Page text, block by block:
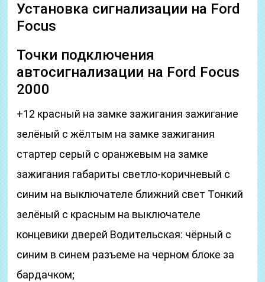
Установка сигнализации на Ford
Focus
Точки подключения
автосигнализации на Ford Focus
2000
+12 красный на замке зажигания зажигание
зелёный с жёлтым на замке зажигания
стартер серый с оранжевым на замке
зажигания габариты светло-коричневый с
синим на выключателе ближний свет Тонкий
зелёный с красным на выключателе
концевики дверей Водительская: чёрный с
синим в синем разъеме на черном блоке за
бардачком;